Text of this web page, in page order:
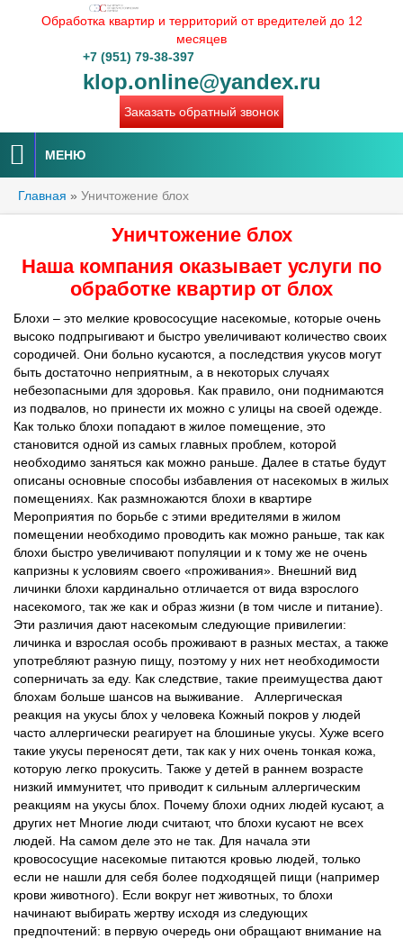
Обработка квартир и территорий от вредителей до 12
месяцев
+7 (951) 79-38-397
klop.online@yandex.ru
Заказать обратный звонок
МЕНЮ
Главная » Уничтожение блох
Уничтожение блох
Наша компания оказывает услуги по
обработке квартир от блох
Блохи – это мелкие кровососущие насекомые, которые очень
высоко подпрыгивают и быстро увеличивают количество своих
сородичей. Они больно кусаются, а последствия укусов могут
быть достаточно неприятным, а в некоторых случаях
небезопасными для здоровья. Как правило, они поднимаются
из подвалов, но принести их можно с улицы на своей одежде.
Как только блохи попадают в жилое помещение, это
становится одной из самых главных проблем, которой
необходимо заняться как можно раньше. Далее в статье будут
описаны основные способы избавления от насекомых в жилых
помещениях. Как размножаются блохи в квартире
Мероприятия по борьбе с этими вредителями в жилом
помещении необходимо проводить как можно раньше, так как
блохи быстро увеличивают популяции и к тому же не очень
капризны к условиям своего «проживания». Внешний вид
личинки блохи кардинально отличается от вида взрослого
насекомого, так же как и образ жизни (в том числе и питание).
Эти различия дают насекомым следующие привилегии:
личинка и взрослая особь проживают в разных местах, а также
употребляют разную пищу, поэтому у них нет необходимости
соперничать за еду. Как следствие, такие преимущества дают
блохам больше шансов на выживание. Аллергическая
реакция на укусы блох у человека Кожный покров у людей
часто аллергически реагирует на блошиные укусы. Хуже всего
такие укусы переносят дети, так как у них очень тонкая кожа,
которую легко прокусить. Также у детей в раннем возрасте
низкий иммунитет, что приводит к сильным аллергическим
реакциям на укусы блох. Почему блохи одних людей кусают, а
других нет Многие люди считают, что блохи кусают не всех
людей. На самом деле это не так. Для начала эти
кровососущие насекомые питаются кровью людей, только
если не нашли для себя более подходящей пищи (например
крови животного). Если вокруг нет животных, то блохи
начинают выбирать жертву исходя из следующих
предпочтений: в первую очередь они обращают внимание на